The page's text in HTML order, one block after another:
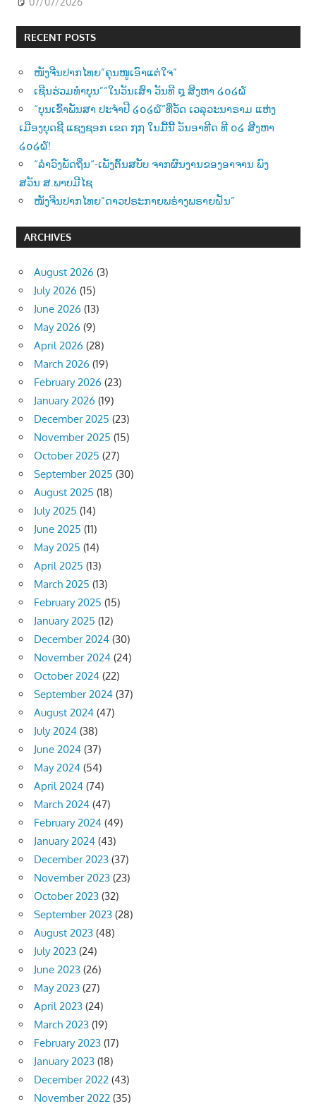
RECENT POSTS
ໜັງຈີນປາກໄທຍ”ຄຸນໜູເອົາແຕ່ໃຈ”
ເຊີນຮ່ວມທຳບຸນ””ໃນວັນເສົາ ວັນທີ ໘ ສີງຫາ ໒໐໒໖
“ບຸນເຂົ້າພັນສາ ປະຈຳປີ ໒໐໒໖”ທີ່ວັດ ເວລຸວະນາຣາມ ແຫ່ງ
ເມືອງບຸດຊີ ແຊງຊອກ ເຂດ ໗໗ ໃນມື້ນີ້ ວັນອາທີດ ທີ ໐໒ ສີງຫາ
໒໐໒໖!
“ລຳວົງພັດຖິ່ນ“-ເພັງຕົ້ນສບັບ ຈາກຜົນງານຂອງອາຈານ ພົງ
ສວັນ ສ.ພາບມີໄຊ
ໜັງຈີນປາກໄທຍ”ດາວປຣະກາຍພຣ່າງພຣາຍຝັນ”
ARCHIVES
August 2026 (3)
July 2026 (15)
June 2026 (13)
May 2026 (9)
April 2026 (28)
March 2026 (19)
February 2026 (23)
January 2026 (19)
December 2025 (23)
November 2025 (15)
October 2025 (27)
September 2025 (30)
August 2025 (18)
July 2025 (14)
June 2025 (11)
May 2025 (14)
April 2025 (13)
March 2025 (13)
February 2025 (15)
January 2025 (12)
December 2024 (30)
November 2024 (24)
October 2024 (22)
September 2024 (37)
August 2024 (47)
July 2024 (38)
June 2024 (37)
May 2024 (54)
April 2024 (74)
March 2024 (47)
February 2024 (49)
January 2024 (43)
December 2023 (37)
November 2023 (23)
October 2023 (32)
September 2023 (28)
August 2023 (48)
July 2023 (24)
June 2023 (26)
May 2023 (27)
April 2023 (24)
March 2023 (19)
February 2023 (17)
January 2023 (18)
December 2022 (43)
November 2022 (35)